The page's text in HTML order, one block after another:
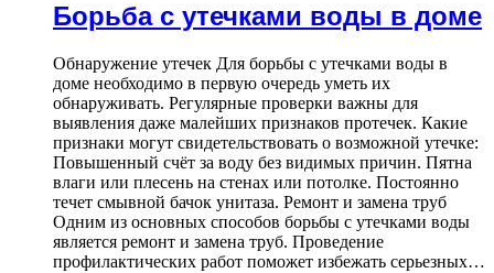
Борьба с утечками воды в доме
Обнаружение утечек Для борьбы с утечками воды в
доме необходимо в первую очередь уметь их
обнаруживать. Регулярные проверки важны для
выявления даже малейших признаков протечек. Какие
признаки могут свидетельствовать о возможной утечке:
Повышенный счёт за воду без видимых причин. Пятна
влаги или плесень на стенах или потолке. Постоянно
течет смывной бачок унитаза. Ремонт и замена труб
Одним из основных способов борьбы с утечками воды
является ремонт и замена труб. Проведение
профилактических работ поможет избежать серьезных…